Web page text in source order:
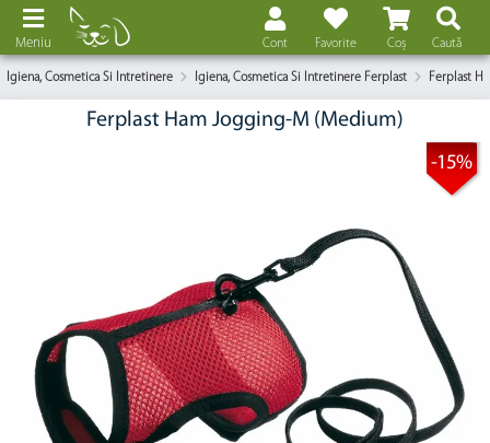
Coș
Favorite
Cont Caută
Meniu
Igiena, Cosmetica Si Intretinere Igiena, Cosmetica Si Intretinere Ferplast Ferplast
Ferplast Ham Jogging-M (Medium)
-15%